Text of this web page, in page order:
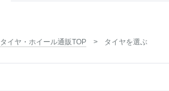
タイヤ・ホイール通販TOP タイヤを選ぶ